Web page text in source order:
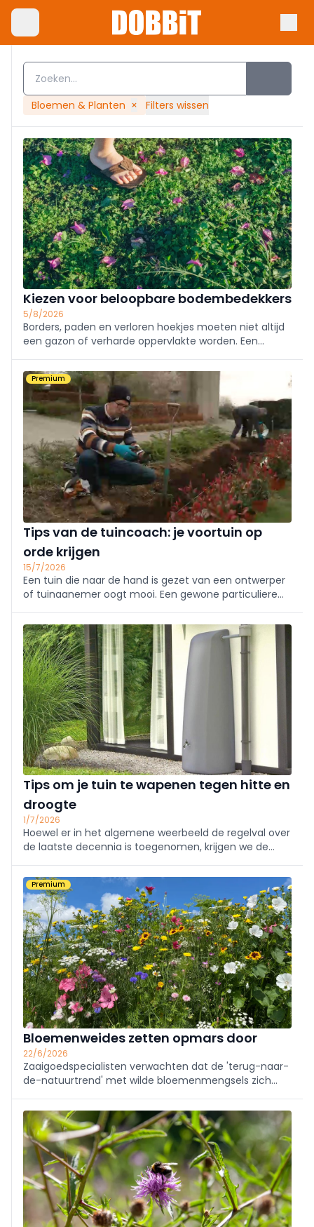
Bloemen & Planten × Filters wissen
Kiezen voor beloopbare bodembedekkers
5/8/2026
Borders, paden en verloren hoekjes moeten niet altijd
een gazon of verharde oppervlakte worden. Een
beloopbare bodembedekker te gebruiken. Welke je
kan toepassen en wanneer precies, leggen we je
graag uit.
Premium
Tips van de tuincoach: je voortuin op
orde krijgen
15/7/2026
Een tuin die naar de hand is gezet van een ontwerper
of tuinaanemer oogt mooi. Een gewone particuliere
terugkomen in vele voortuintjes. Onze tuincoach gaat
aan de slag met enkele kleine ingrepen om
Tips om je tuin te wapenen tegen hitte en
droogte
1/7/2026
Hoewel er in het algemene weerbeeld de regelval over
de laatste decennia is toegenomen, krijgen we de
periodes van droogte. Dat heeft zijn weerslag op je
tuin. We geven je tips om daarmee om te gaan.
Premium
Bloemenweides zetten opmars door
22/6/2026
Zaaigoedspecialisten verwachten dat de 'terug-naar-
de-natuurtrend' met wilde bloemenmengsels zich
oplossing die zowat overal kan worden toegepast.